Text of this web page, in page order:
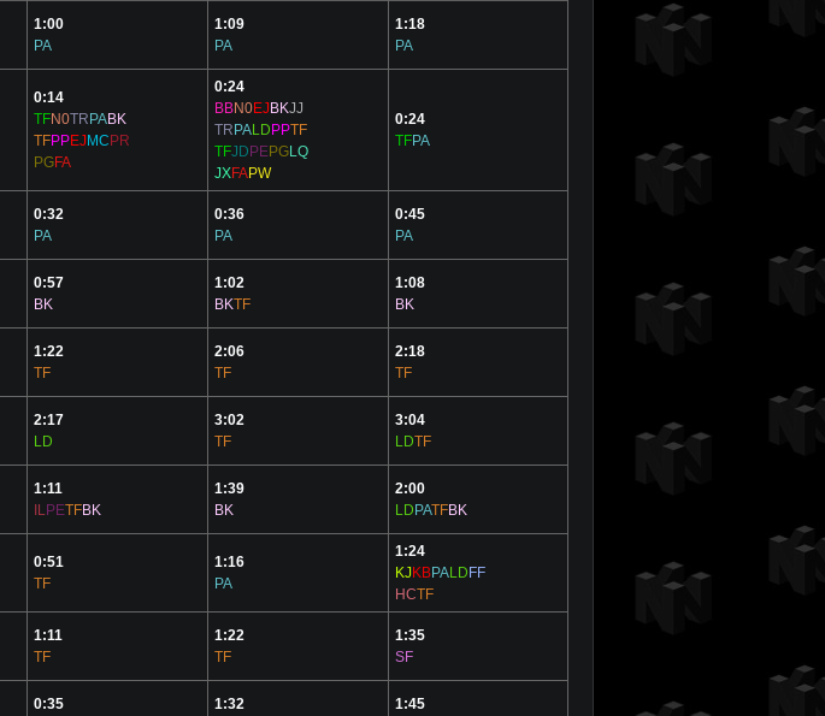
1:00
PA
1:09
PA
1:18
PA
0:14
TFN0TR PABK
TFPPEJMC PR
PGFA
0:24
BBN0EJBKJJ
TR PALD PPTF
TFJD PEPGLQ
JXFAPW
0:24
TFPA
0:32
PA
0:36
PA
0:45
PA
0:57
BK
1:02
BKTF
1:08
BK
1:22
TF
2:06
TF
2:18
TF
2:17
LD
3:02
TF
3:04
LDTF
1:11
ILPETFBK
1:39
BK
2:00
LD PATFBK
0:51
TF
1:16
PA
1:24
KJKBPALD FF
HCTF
1:11
TF
1:22
TF
1:35
SF
0:35
1:32
1:45